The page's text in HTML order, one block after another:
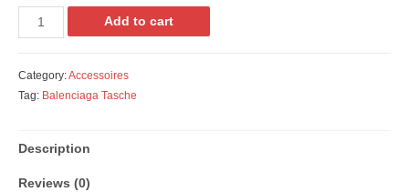
Balenciaga
Tasche
Add to cart
Category:Accessoires
Tag: Balenciaga Tasche
Description
Reviews (0)